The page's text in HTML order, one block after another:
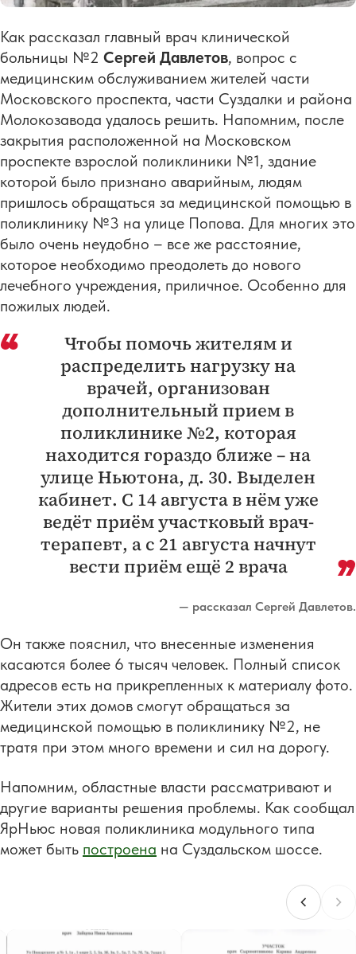
Как рассказал главный врач клинической
больницы №2 Сергей Давлетов, вопрос с
медицинским обслуживанием жителей части
Московского проспекта, части Суздалки и района
Молокозавода удалось решить. Напомним, после
закрытия расположенной на Московском
проспекте взрослой поликлиники №1, здание
которой было признано аварийным, людям
пришлось обращаться за медицинской помощью в
поликлинику №3 на улице Попова. Для многих это
было очень неудобно – все же расстояние,
которое необходимо преодолеть до нового
лечебного учреждения, приличное. Особенно для
пожилых людей.
Чтобы помочь жителям и
распределить нагрузку на
врачей, организован
дополнительный прием в
поликлинике №2, которая
находится гораздо ближе – на
улице Ньютона, д. 30. Выделен
кабинет. С 14 августа в нём уже
ведёт приём участковый врач-
терапевт, а с 21 августа начнут
вести приём ещё 2 врача
— рассказал Сергей Давлетов.
Он также пояснил, что внесенные изменения
касаются более 6 тысяч человек. Полный список
адресов есть на прикрепленных к материалу фото.
Жители этих домов смогут обращаться за
медицинской помощью в поликлинику №2, не
тратя при этом много времени и сил на дорогу.
Напомним, областные власти рассматривают и
другие варианты решения проблемы. Как сообщал
ЯрНьюс новая поликлиника модульного типа
может быть построена на Суздальском шоссе.